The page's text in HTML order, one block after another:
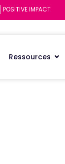
POSITIVE IMPACT
Ressources